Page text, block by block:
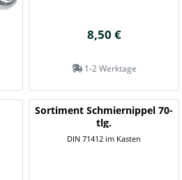
8,50 €
1-2 Werktage
Sortiment Schmiernippel 70-
tlg.
DIN 71412 im Kasten